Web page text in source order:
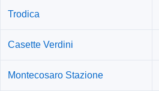
Trodica
Casette Verdini
Montecosaro Stazione